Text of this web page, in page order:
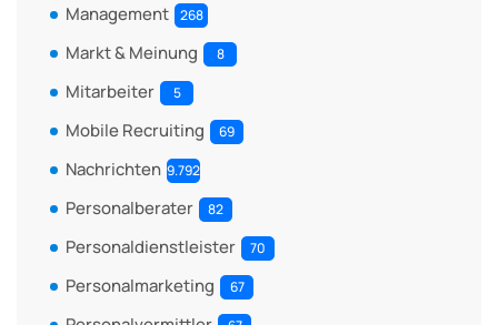
Management 268
Markt & Meinung 8
Mitarbeiter 5
Mobile Recruiting 69
Nachrichten 9.792
Personalberater 82
Personaldienstleister 70
Personalmarketing 67